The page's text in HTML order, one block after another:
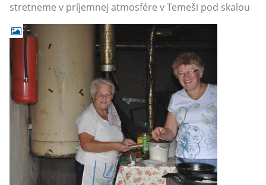
stretneme v príjemnej atmosfére v Temeši pod skalou